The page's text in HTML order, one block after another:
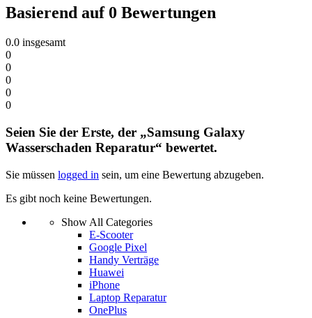
Basierend auf 0 Bewertungen
0.0 insgesamt
0
0
0
0
0
Seien Sie der Erste, der „Samsung Galaxy
Wasserschaden Reparatur“ bewertet.
Sie müssen logged in sein, um eine Bewertung abzugeben.
Es gibt noch keine Bewertungen.
Show All Categories
E-Scooter
Google Pixel
Handy Verträge
Huawei
iPhone
Laptop Reparatur
OnePlus